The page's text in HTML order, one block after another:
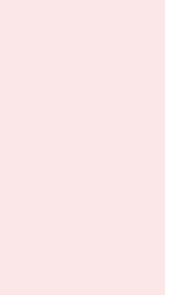
材紹介
件